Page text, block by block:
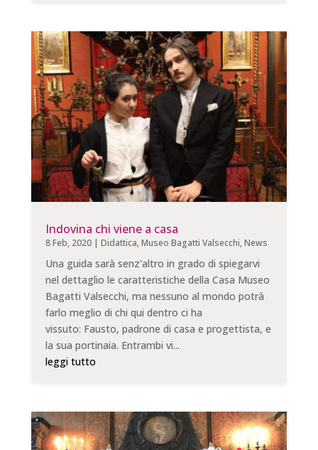
Indovina chi viene a casa
8 Feb, 2020| Didattica,Museo Bagatti Valsecchi,News
Una guida sarà senz'altro in grado di spiegarvi
nel dettaglio le caratteristiche della Casa Museo
Bagatti Valsecchi, ma nessuno al mondo potrà
farlo meglio di chi qui dentro ci ha
vissuto: Fausto, padrone di casa e progettista, e
la sua portinaia. Entrambi vi...
leggi tutto